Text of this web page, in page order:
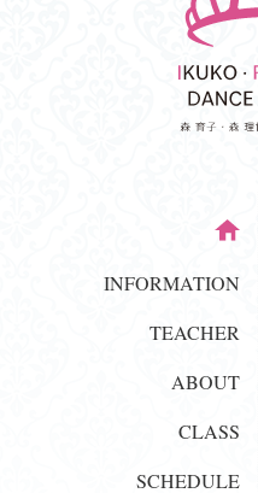
INFORMATION
TEACHER
ABOUT
CLASS
SCHEDULE